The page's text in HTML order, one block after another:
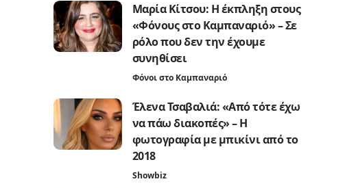
Μαρία Κίτσου: Η έκπληξη στους
«Φόνους στο Καμπαναριό» – Σε
ρόλο που δεν την έχουμε
συνηθίσει
Φόνοι στο Καμπαναριό
Έλενα Τσαβαλιά: «Από τότε έχω
να πάω διακοπές» – Η
φωτογραφία με μπικίνι από το
2018
Showbiz